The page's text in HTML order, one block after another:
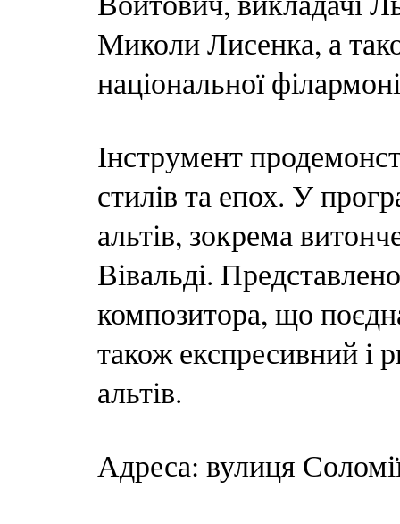
Миколи Лисенка, а
національної
Інструмент
стилів та епох. У
альтів, зокрема
Вівальді.
композитора, що
також експресивний і
альтів.
Адреса: вулиця